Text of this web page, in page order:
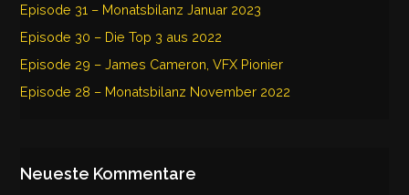
Episode 31 – Monatsbilanz Januar 2023
Episode 30 – Die Top 3 aus 2022
Episode 29 – James Cameron, VFX Pionier
Episode 28 – Monatsbilanz November 2022
Neueste Kommentare